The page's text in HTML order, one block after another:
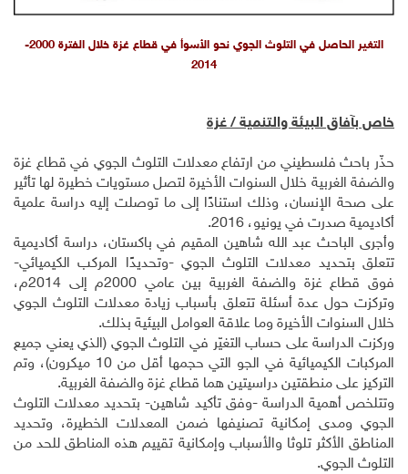
التغير الحاصل في التلوث الجوي نحو الأسوأ في قطاع غزة خلال الفترة 2000-
2014
خاص بآفاق البيئة والتنمية / غزة
حذّر باحث فلسطيني من ارتفاع معدلات التلوث الجوي في قطاع غزة
والضفة الغربية خلال السنوات الأخيرة لتصل مستويات خطيرة لها تأثير
على صحة الإنسان، وذلك استنادًا إلى ما توصلت إليه دراسة علمية
أكاديمية صدرت في يونيو، 2016.
وأجرى الباحث عبد الله شاهين المقيم في باكستان، دراسة أكاديمية
تتعلق بتحديد معدلات التلوث الجوي -وتحديدًا المركب الكيميائي-
فوق قطاع غزة والضفة الغربية بين عامي 2000م إلى 2014م،
وتركزت حول عدة أسئلة تتعلق بأسباب زيادة معدلات التلوث الجوي
خلال السنوات الأخيرة وما علاقة العوامل البيئية بذلك.
وركزت الدراسة على حساب التغيّر في التلوث الجوي (الذي يعني جميع
المركبات الكيميائية في الجو التي حجمها أقل من 10 ميكرون)، وتم
التركيز على منطقتين دراسيتين هما قطاع غزة والضفة الغربية.
وتتلخص أهمية الدراسة -وفق تأكيد شاهين- بتحديد معدلات التلوث
الجوي ومدى إمكانية تصنيفها ضمن المعدلات الخطيرة، وتحديد
المناطق الأكثر تلوثا والأسباب وإمكانية تقييم هذه المناطق للحد من
التلوث الجوي.